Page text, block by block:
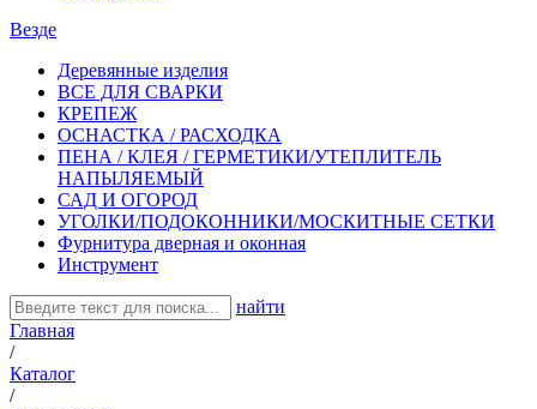
Везде
Деревянные изделия
ВСЕ ДЛЯ СВАРКИ
КРЕПЕЖ
ОСНАСТКА / РАСХОДКА
ПЕНА / КЛЕЯ / ГЕРМЕТИКИ/УТЕПЛИТЕЛЬ
НАПЫЛЯЕМЫЙ
САД И ОГОРОД
УГОЛКИ/ПОДОКОННИКИ/МОСКИТНЫЕ СЕТКИ
Фурнитура дверная и оконная
Инструмент
найти
Главная
/
Каталог
/